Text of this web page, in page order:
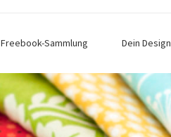
Freebook-Sammlung Dein Design